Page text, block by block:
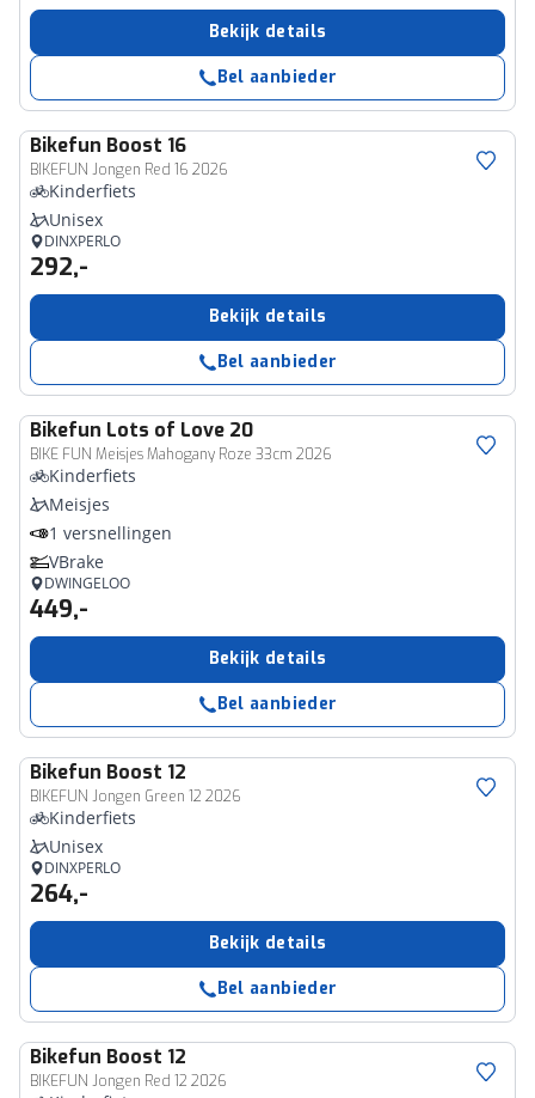
Bekijk details
Bel aanbieder
Bikefun Boost 16
BIKEFUN Jongen Red 16 2026
Kinderfiets
Unisex
DINXPERLO
292,-
Bekijk details
Bel aanbieder
Bikefun Lots of Love 20
BIKE FUN Meisjes Mahogany Roze 33cm 2026
Kinderfiets
Meisjes
1 versnellingen
VBrake
DWINGELOO
449,-
Bekijk details
Bel aanbieder
Bikefun Boost 12
BIKEFUN Jongen Green 12 2026
Kinderfiets
Unisex
DINXPERLO
264,-
Bekijk details
Bel aanbieder
Bikefun Boost 12
BIKEFUN Jongen Red 12 2026